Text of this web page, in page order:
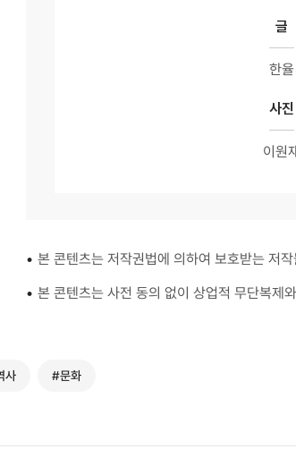
글
한율
사진
이원
• 본 콘텐츠는 저작권법에 의하여 보호받는 저
• 본 콘텐츠는 사전 동의 없이 상업적 무단복제
사 #문화